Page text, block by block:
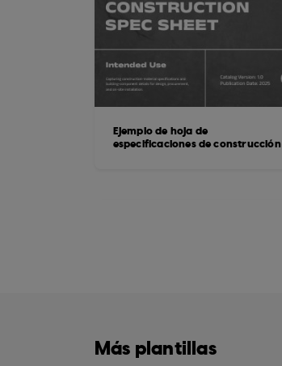
Ejemplo de hoja de
especificaciones de construcción
Más plantillas